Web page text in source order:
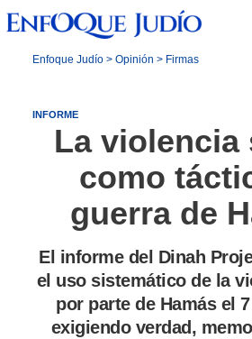
Enfoque Judío> Opinión > Firmas
INFORME
La violencia
como
guerra de
El informe del Dinah
el uso sistemático de la
por parte de Hamás el
exigiendo verdad,